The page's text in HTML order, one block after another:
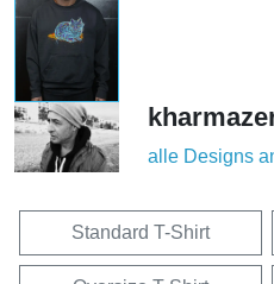
alle Designs
Standard T-Shirt